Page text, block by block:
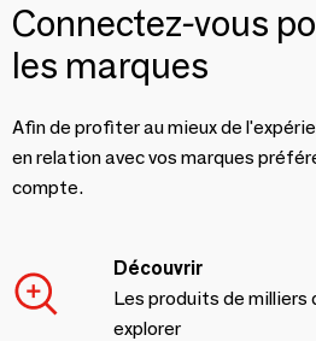
Connectez-vous
les marques
Afin de profiter au mieux de
en relation avec vos marques
compte.
Découvrir
Les produits de milliers
explorer